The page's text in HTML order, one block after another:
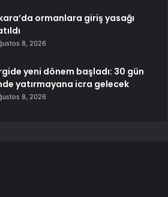
ormanlara giriş yasağı
8, 2026
yeni dönem başladı: 30 gün
yatırmayana icra gelecek
8, 2026